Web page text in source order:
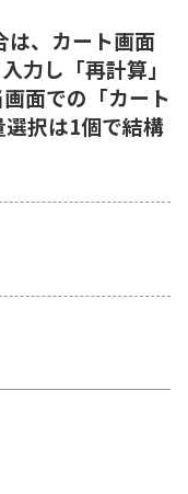
、カート画面
力し「再計算」
面での「カート
択は1個で結構